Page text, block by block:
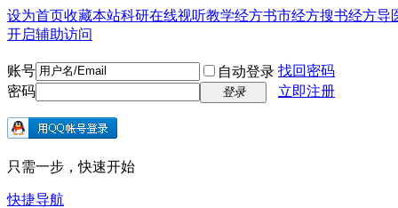
设为首页收藏本站科研在线视听教学经方书市经方搜书经方导
开启辅助访问
账号 自动登录 找回密码
密码
登录 立即注册
只需一步，快速开始
快捷导航